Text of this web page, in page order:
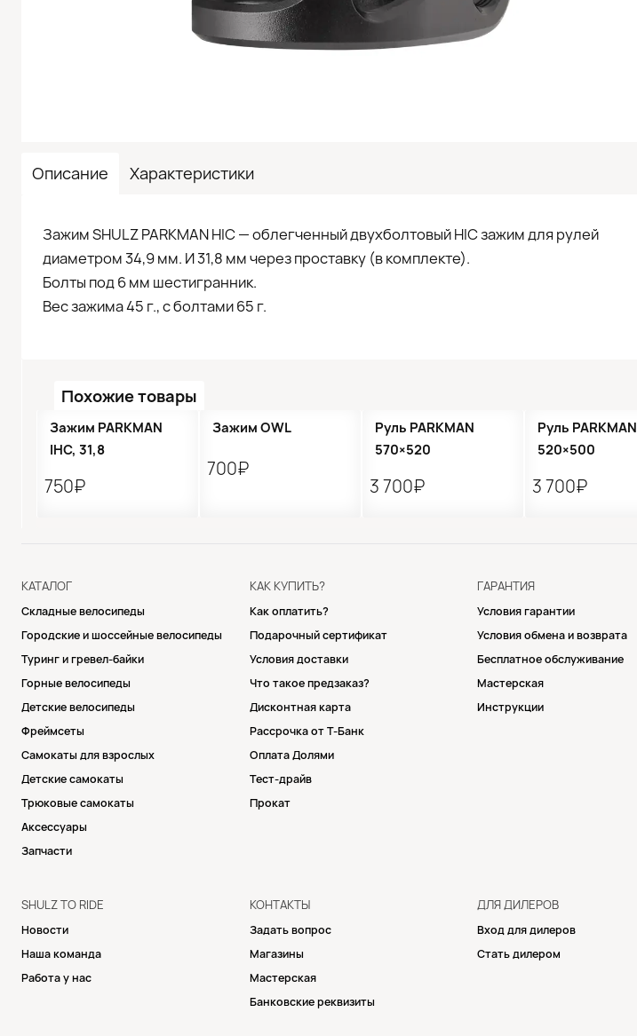
Описание Характеристики
Зажим SHULZ PARKMAN HIC — облегченный двухболтовый HIC зажим для рулей
диаметром 34,9 мм. И 31,8 мм через проставку (в комплекте).
Болты под 6 мм шестигранник.
Вес зажима 45 г., с болтами 65 г.
Похожие товары
Зажим PARKMAN
IHC, 31,8
750₽
Зажим OWL
700₽
Руль PARKMAN
570×520
3 700₽
Руль PARKMAN
520×500
3 700₽
КАТАЛОГ
Складные велосипеды
Городские и шоссейные велосипеды
Туринг и гревел-байки
Горные велосипеды
Детские велосипеды
Фреймсеты
Самокаты для взрослых
Детские самокаты
Трюковые самокаты
Аксессуары
Запчасти
КАК КУПИТЬ?
Как оплатить?
Подарочный сертификат
Условия доставки
Что такое предзаказ?
Дисконтная карта
Рассрочка от Т-Банк
Оплата Долями
Тест-драйв
Прокат
ГАРАНТИЯ
Условия гарантии
Условия обмена и возврата
Бесплатное обслуживание
Мастерская
Инструкции
SHULZ TO RIDE
Новости
Наша команда
Работа у нас
КОНТАКТЫ
Задать вопрос
Магазины
Мастерская
Банковские реквизиты
ДЛЯ ДИЛЕРОВ
Вход для дилеров
Стать дилером